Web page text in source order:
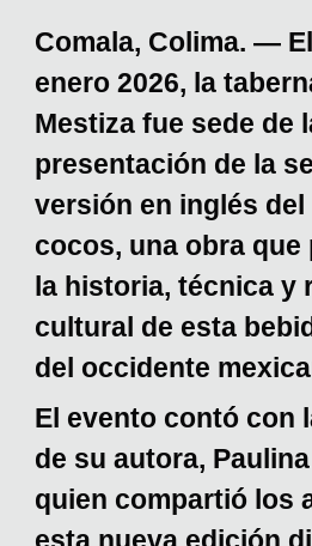
Comala, Colima. —
enero 2026, la
Mestiza fue sede de
presentación de la
versión en inglés
cocos, una obra que
la historia, técnica y
cultural de esta
del occidente
El evento contó con
de su autora,
quien compartió los